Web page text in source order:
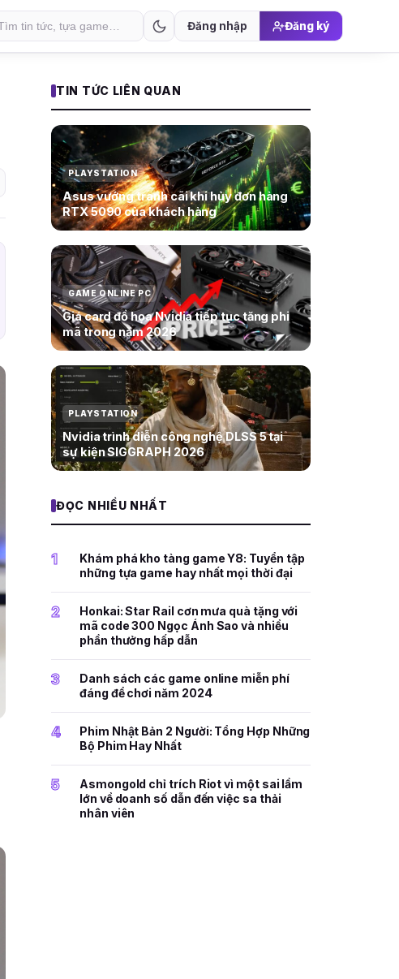
Đăng nhập Đăng ký
TIN TỨC LIÊN QUAN
PLAYSTATION
Asus vướng tranh cãi khi hủy đơn hàng
RTX 5090 của khách hàng
GAME ONLINE PC
Giá card đồ họa Nvidia tiếp tục tăng phi
mã trong năm 2026
PLAYSTATION
Nvidia trình diễn công nghệ DLSS 5 tại
sự kiện SIGGRAPH 2026
ĐỌC NHIỀU NHẤT
1
Khám phá kho tàng game Y8: Tuyển tập
những tựa game hay nhất mọi thời đại
2
Honkai: Star Rail cơn mưa quà tặng với
mã code 300 Ngọc Ánh Sao và nhiều
phần thưởng hấp dẫn
3
Danh sách các game online miễn phí
đáng để chơi năm 2024
4
Phim Nhật Bản 2 Người: Tổng Hợp Những
Bộ Phim Hay Nhất
5
Asmongold chỉ trích Riot vì một sai lầm
lớn về doanh số dẫn đến việc sa thải
nhân viên